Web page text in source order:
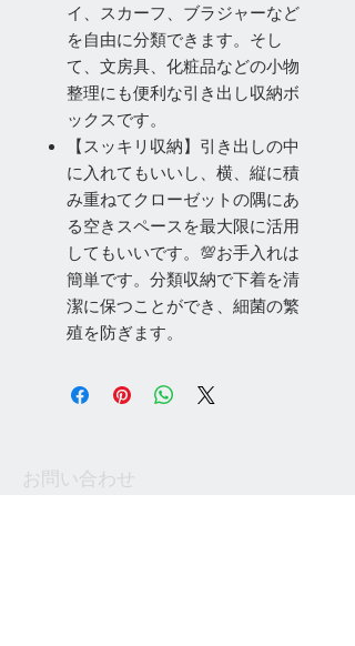
イ、スカーフ、ブラジャーなど
を自由に分類できます。そし
て、文房具、化粧品などの小物
整理にも便利な引き出し収納ボ
ックスです。
【スッキリ収納】引き出しの中
に入れてもいいし、横、縦に積
み重ねてクローゼットの隅にあ
る空きスペースを最大限に活用
してもいいです。💯お手入れは
簡単です。分類収納で下着を清
潔に保つことができ、細菌の繁
殖を防ぎます。
お問い合わせ